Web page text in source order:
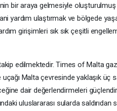
bir araya gelmesiyle
yardım ulaştırmak ve bölgede
girişimleri sık sık çeşitli
edilmektedir. Times of Malta
Malta çevresinde yaklaşık üç
dair değerlendirmeleri
uluslararası sularda